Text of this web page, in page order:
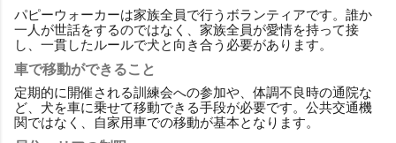
パピーウォーカーは家族全員で行うボランティアです。誰か
一人が世話をするのではなく、家族全員が愛情を持って接
し、一貫したルールで犬と向き合う必要があります。
車で移動ができること
定期的に開催される訓練会への参加や、体調不良時の通院な
ど、犬を車に乗せて移動できる手段が必要です。公共交通機
関ではなく、自家用車での移動が基本となります。